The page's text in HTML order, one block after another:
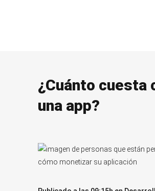
¿Cuánto cuesta
una app?